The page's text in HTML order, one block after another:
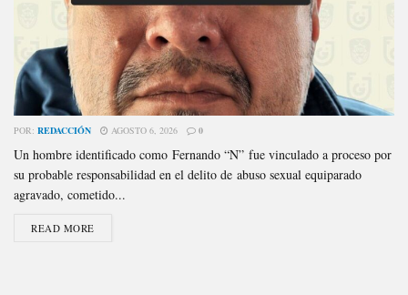
POR: REDACCIÓN AGOSTO 6, 2026 0
Un hombre identificado como Fernando “N” fue vinculado a proceso por
su probable responsabilidad en el delito de abuso sexual equiparado
agravado, cometido...
READ MORE